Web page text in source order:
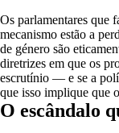
Os parlamentares que
mecanismo estão a
de género são
diretrizes em que os
escrutínio — e se a
que isso implique que
O escândalo